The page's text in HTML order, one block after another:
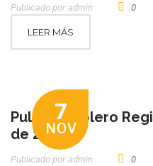
Publicado por Admin 0
LEER MÁS
7
NOV
Pulso Petrolero
de 2018
Publicado por Admin 0